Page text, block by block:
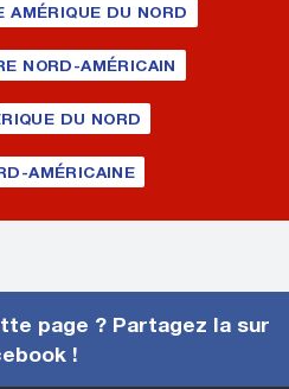
AMÉRIQUE DU NORD
NORD-AMÉRICAIN
DU NORD
AMÉRICAINE
page ? Partagez la sur
!